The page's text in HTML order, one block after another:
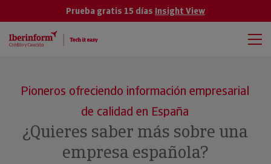
Prueba gratis 15 días Insight View
Pioneros ofreciendo información empresarial
de calidad en España
¿Quieres saber más sobre una
empresa española?